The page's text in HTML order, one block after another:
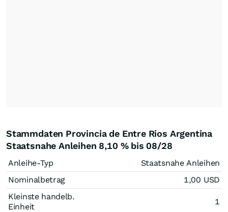
Stammdaten Provincia de Entre Rios Argentina
Staatsnahe Anleihen 8,10 % bis 08/28
Anleihe-Typ
Staatsnahe Anleihen
Nominalbetrag
1,00 USD
Kleinste handelb.
Einheit
1